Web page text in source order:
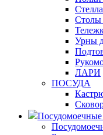
Столы
Урны
ЛАРИ
ПОСУДА